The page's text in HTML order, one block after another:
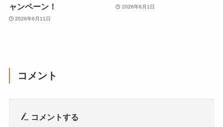
ャンペーン！
2026年6月11日
2026年6月1日
コメント
コメントする